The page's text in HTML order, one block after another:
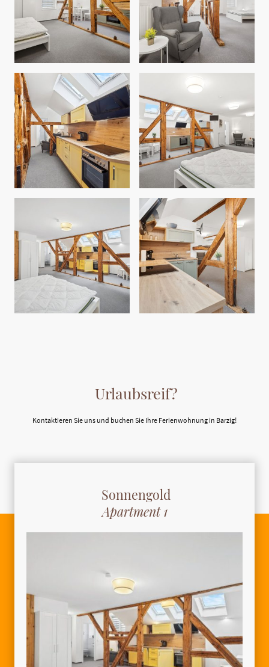
Urlaubsreif?
Kontaktieren Sie uns und buchen Sie Ihre Ferienwohnung in Barzig!
Sonnengold
Apartment 1